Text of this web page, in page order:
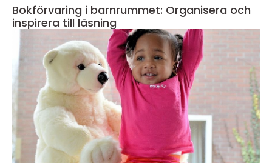
Bokförvaring i barnrummet: Organisera och
inspirera till läsning